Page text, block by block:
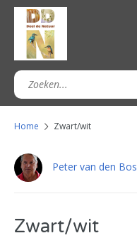
Home Zwart/wit
Peter van den Bos
Zwart/wit